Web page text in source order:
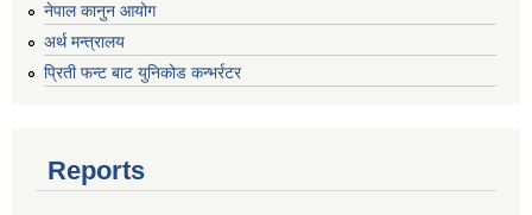
नेपाल कानुन आयोग
अर्थ मन्त्रालय
प्रिती फन्ट बाट युनिकोड कन्भर्रटर
Reports